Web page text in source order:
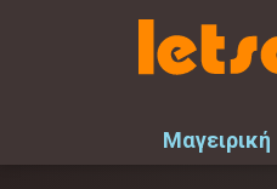
Μαγειρική